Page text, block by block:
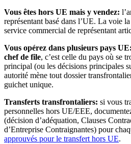
Vous êtes hors UE mais y vendez:
représentant basé dans l’UE. La voie
service commercial de représentant
Vous opérez dans plusieurs pays UE:
chef de file, c’est celle du pays où se
principal (ou les décisions principales
autorité mène tout dossier
guichet unique.
Transferts transfrontaliers: si vous
personnelles hors UE/EEE,
(décision d’adéquation, Clauses
d’Entreprise Contraignantes) pour
approuvés pour le transfert hors UE.